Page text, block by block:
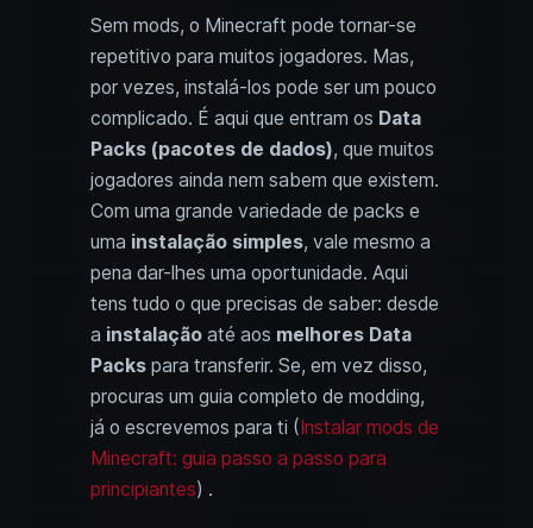
Sem mods, o Minecraft pode tornar-se
repetitivo para muitos jogadores. Mas,
por vezes, instalá-los pode ser um pouco
complicado. É aqui que entram os Data
Packs (pacotes de dados), que muitos
jogadores ainda nem sabem que existem.
Com uma grande variedade de packs e
uma instalação simples, vale mesmo a
pena dar-lhes uma oportunidade. Aqui
tens tudo o que precisas de saber: desde
a instalação até aos melhores Data
Packs para transferir. Se, em vez disso,
procuras um guia completo de modding,
já o escrevemos para ti ( Instalar mods de
Minecraft: guia passo a passo para
principiantes) .